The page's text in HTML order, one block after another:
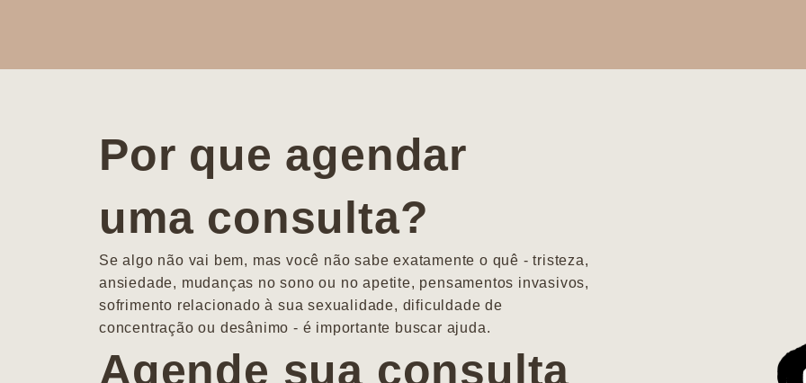
Por que agendar
uma consulta?
Se algo não vai bem, mas você não sabe exatamente o quê - tristeza,
ansiedade, mudanças no sono ou no apetite, pensamentos invasivos,
sofrimento relacionado à sua sexualidade, dificuldade de
concentração ou desânimo - é importante buscar ajuda.
Agende sua consulta